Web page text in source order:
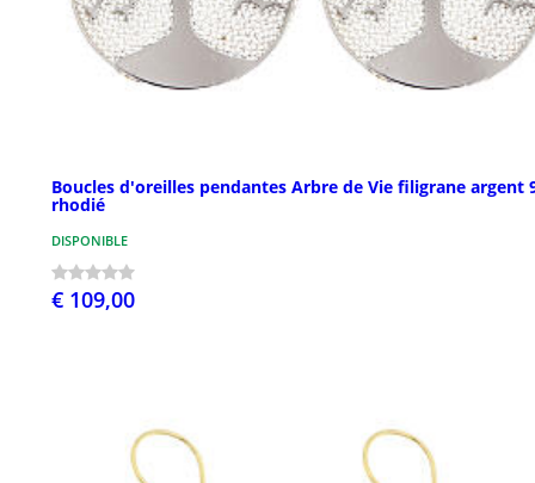
Boucles d'oreilles pendantes Arbre de Vie filigrane argent
rhodié
DISPONIBLE
€ 109,00